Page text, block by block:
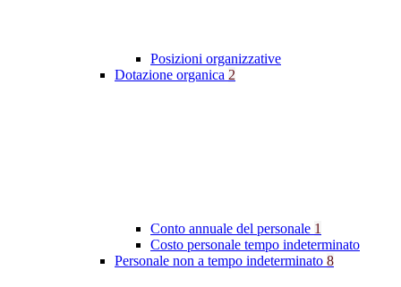
Posizioni organizzative
Dotazione organica 2
Conto annuale del personale 1
Costo personale tempo indeterminato
Personale non a tempo indeterminato 8